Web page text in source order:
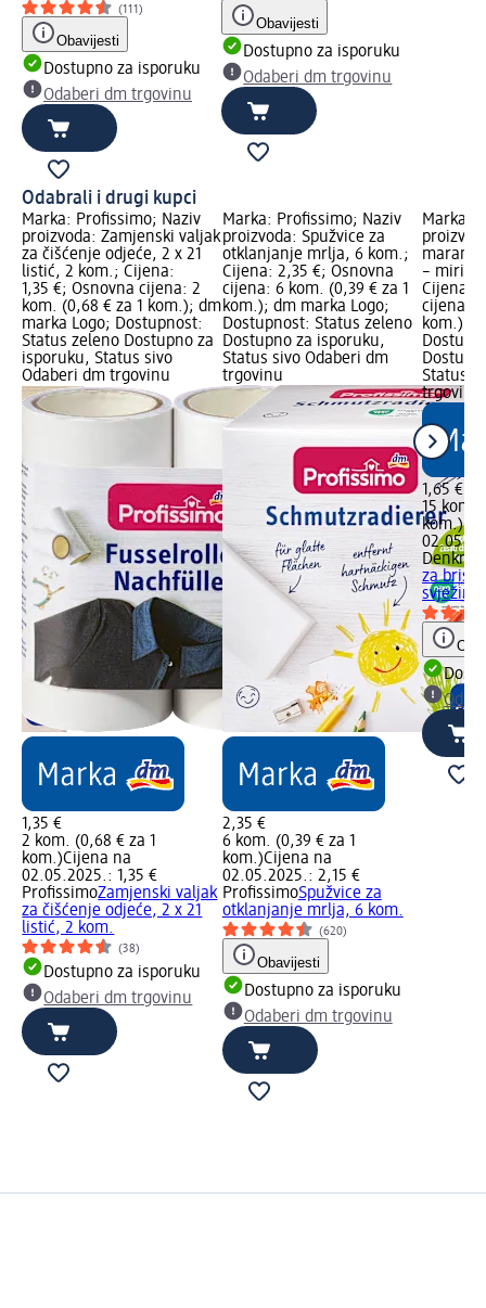
(111)
Obavijesti
Dostupno za isporuku
Odaberi dm trgovinu
Obavijesti
Dostupno za isporuku
Odaberi dm trgovinu
Odabrali i drugi kupci
Marka: Profissimo; Naziv
proizvoda: Zamjenski valjak
za čišćenje odjeće, 2 x 21
listić, 2 kom.; Cijena:
1,35 €; Osnovna cijena: 2
kom. (0,68 € za 1 kom.); dm
marka Logo; Dostupnost:
Status zeleno Dostupno za
isporuku, Status sivo
Odaberi dm trgovinu
1,35 €
2 kom. (0,68 € za 1
kom.)Cijena na
02.05.2025.: 1,35 €
ProfissimoZamjenski valjak
za čišćenje odjeće, 2 x 21
listić, 2 kom.
(38)
Dostupno za isporuku
Odaberi dm trgovinu
Marka: Profissimo; Naziv
proizvoda: Spužvice za
otklanjanje mrlja, 6 kom.;
Cijena: 2,35 €; Osnovna
cijena: 6 kom. (0,39 € za 1
kom.); dm marka Logo;
Dostupnost: Status zeleno
Dostupno za isporuku,
Status sivo Odaberi dm
trgovinu
2,35 €
6 kom. (0,39 € za 1
kom.)Cijena na
02.05.2025.: 2,15 €
ProfissimoSpužvice za
otklanjanje mrlja, 6 kom.
(620)
Obavijesti
Dostupno za isporuku
Odaberi dm trgovinu
Marka:
– miris
Cijena:
cijena:
kom.);
Status
trgovinu
1,65 €
15 kom.
kom.)
Denkmit
za